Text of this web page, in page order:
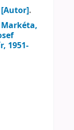
[Autor].
,
, 1951-